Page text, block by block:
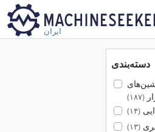
ایران
دسته‌بندی
(۱۸۷)
(۱۴)
(۱۳)